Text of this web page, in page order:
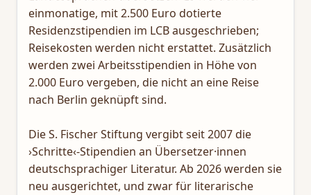
einmonatige, mit 2.500 Euro dotierte
Residenzstipendien im LCB ausgeschrieben;
Reisekosten werden nicht erstattet. Zusätzlich
werden zwei Arbeitsstipendien in Höhe von
2.000 Euro vergeben, die nicht an eine Reise
nach Berlin geknüpft sind.
Die S. Fischer Stiftung vergibt seit 2007 die
›Schritte‹-Stipendien an Übersetzer·innen
deutschsprachiger Literatur. Ab 2026 werden sie
neu ausgerichtet, und zwar für literarische